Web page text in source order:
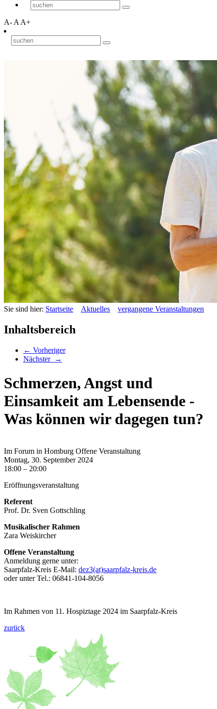
A- A A+
Sie sind hier: Startseite Aktuelles vergangene Veranstaltungen
Inhaltsbereich
← Vorheriger
Nächster →
Schmerzen, Angst und
Einsamkeit am Lebensende -
Was können wir dagegen tun?
Im Forum in Homburg Offene Veranstaltung
Montag, 30. September 2024
18:00 – 20:00
Eröffnungsveranstaltung
Referent
Prof. Dr. Sven Gottschling
Musikalischer Rahmen
Zara Weiskircher
Offene Veranstaltung
Anmeldung gerne unter:
Saarpfalz-Kreis E-Mail: dez3(at)saarpfalz-kreis.de
oder unter Tel.: 06841-104-8056
Im Rahmen von 11. Hospiztage 2024 im Saarpfalz-Kreis
zurück